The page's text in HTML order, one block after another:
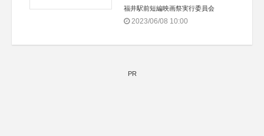
福井駅前短編映画祭実行委員会
2023/06/08 10:00
PR